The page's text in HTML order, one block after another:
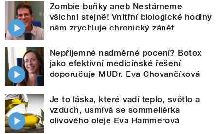
Zombie buňky aneb Nestárneme
všichni stejně! Vnitřní biologické hodiny
nám zrychluje chronický zánět
Nepříjemné nadměrné pocení? Botox
jako efektivní medicínské řešení
doporučuje MUDr. Eva Chovančíková
Je to láska, které vadí teplo, světlo a
vzduch, usmívá se sommeliérka
olivového oleje Eva Hammerová